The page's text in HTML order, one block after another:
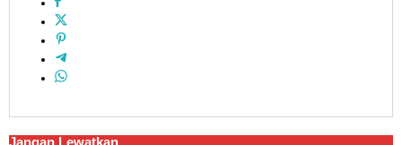
Jangan Lewatkan